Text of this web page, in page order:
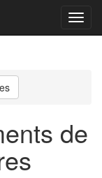
Menu
de